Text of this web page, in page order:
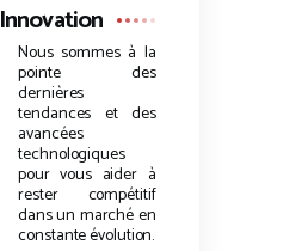
Innovation
Nous sommes à la
pointe des
dernières
tendances et des
avancées
technologiques
pour vous aider à
rester compétitif
dans un marché en
constante évolution.